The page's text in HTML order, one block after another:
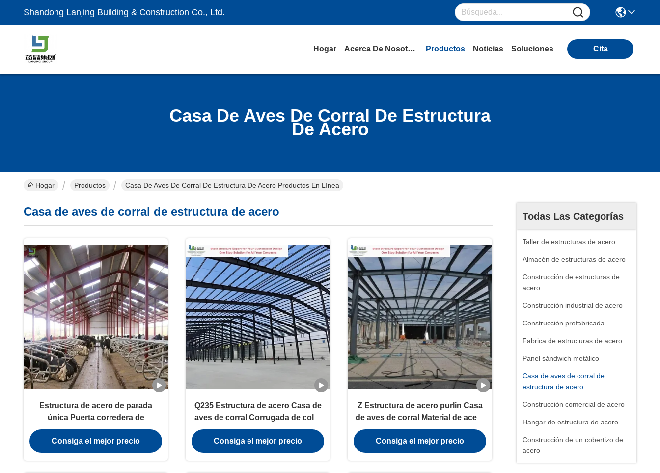
Shandong Lanjing Building & Construction Co., Ltd.
Hogar Acerca De Nosotros Productos Noticias Soluciones Cita
Casa De Aves De Corral De Estructura
De Acero
Hogar Productos Casa De Aves De Corral De Estructura De Acero Productos En Línea
Todas Las Categorías
Taller de estructuras de acero
Almacén de estructuras de acero
Construcción de estructuras de
acero
Construcción industrial de acero
Construcción prefabricada
Fabrica de estructuras de acero
Panel sándwich metálico
Casa de aves de corral de
estructura de acero
Construcción comercial de acero
Hangar de estructura de acero
Construcción de un cobertizo de
acero
Casa de aves de corral de estructura de acero
Estructura de acero de parada
única Puerta corredera de
avicultura Ventana de aluminio
Consiga el mejor precio
Q235 Estructura de acero Casa de
aves de corral Corrugada de color
Chapa de acero con cerrojo
Conexión
Consiga el mejor precio
Z Estructura de acero purlin Casa
de aves de corral Material de acero
laminado en caliente Garantía de la
calidad
Consiga el mejor precio